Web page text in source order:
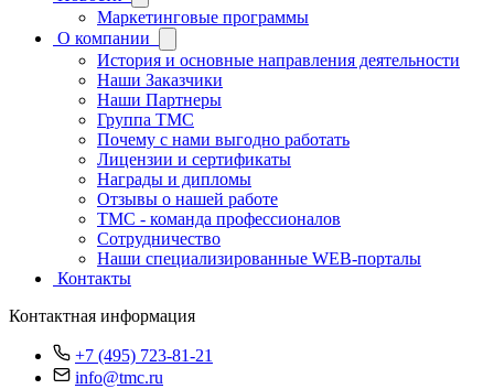
Маркетинговые программы
О компании
История и основные направления деятельности
Наши Заказчики
Наши Партнеры
Группа ТМС
Почему с нами выгодно работать
Лицензии и сертификаты
Награды и дипломы
Отзывы о нашей работе
TMC - команда профессионалов
Сотрудничество
Наши специализированные WEB-порталы
Контакты
Контактная информация
+7 (495) 723-81-21
info@tmc.ru